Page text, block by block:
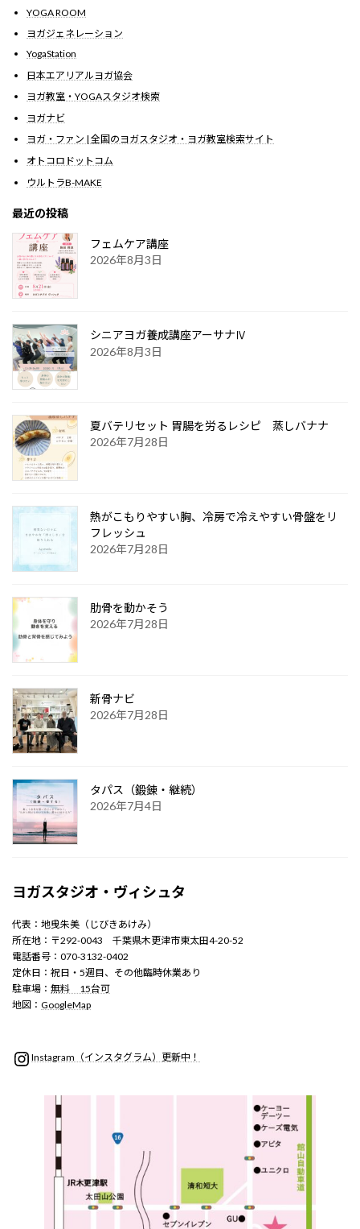
YOGA ROOM
ヨガジェネレーション
YogaStation
日本エアリアルヨガ協会
ヨガ教室・YOGAスタジオ検索
ヨガナビ
ヨガ・ファン | 全国のヨガスタジオ・ヨガ教室検索サイト
オトコロドットコム
ウルトラB-MAKE
最近の投稿
フェムケア講座
2026年8月3日
シニアヨガ養成講座アーサナⅣ
2026年8月3日
夏バテリセット 胃腸を労るレシピ 蒸しバナナ
2026年7月28日
熱がこもりやすい胸、冷房で冷えやすい骨盤をリ
フレッシュ
2026年7月28日
肋骨を動かそう
2026年7月28日
新骨ナビ
2026年7月28日
タパス（鍛錬・継続）
2026年7月4日
ヨガスタジオ・ヴィシュタ
代表：地曵朱美（じびきあけみ）
所在地：〒292-0043 千葉県木更津市東太田4-20-52
電話番号：070-3132-0402
定休日：祝日・5週目、その他臨時休業あり
駐車場： 無料 15台可
地図： GoogleMap
Instagram
Instagram（インスタグラム）更新中！